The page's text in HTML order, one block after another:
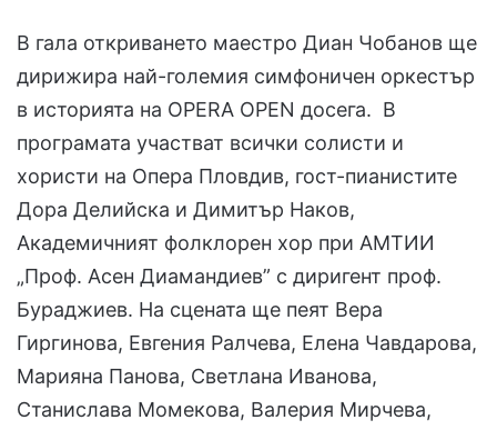
В гала откриването маестро Диан Чобанов ще
дирижира най-големия симфоничен оркестър
в историята на OPERA OPEN досега. В
програмата участват всички солисти и
хористи на Опера Пловдив, гост-пианистите
Дора Делийска и Димитър Наков,
Академичният фолклорен хор при АМТИИ
„Проф. Асен Диамандиев” с диригент проф.
Бураджиев. На сцената ще пеят Вера
Гиргинова, Евгения Ралчева, Елена Чавдарова,
Марияна Панова, Светлана Иванова,
Станислава Момекова, Валерия Мирчева,